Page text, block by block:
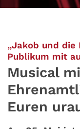
„Jakob und
Publikum mit
Musical
Euren